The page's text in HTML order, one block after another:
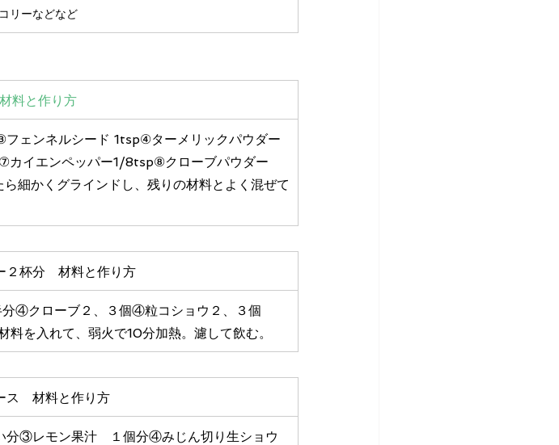
リーなどなど
料と作り方
ェンネルシード 1tsp④ターメリックパウダー
カイエンペッパー1/8tsp⑧クローブパウダー
細かくグラインドし、残りの材料とよく混ぜて
　材料と作り方
④クローブ２、３個④粒コショウ２、３個
料を入れて、弱火で10分加熱。濾して飲む。
料と作り方
③レモン果汁　１個分④みじん切り生ショウ